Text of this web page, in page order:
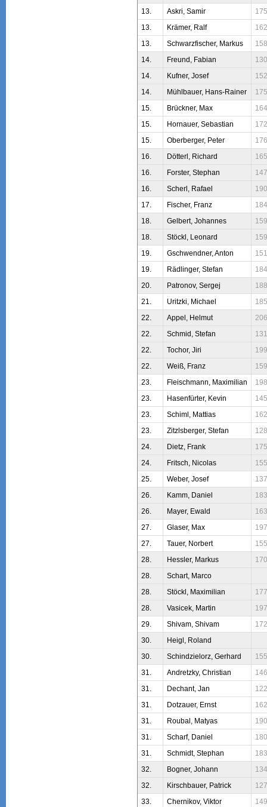
13.
Askri, Samir
13.
Krämer, Ralf
13.
Schwarzfischer, Markus
14.
Freund, Fabian
14.
Kufner, Josef
14.
Mühlbauer, Hans-Rainer
15.
Brückner, Max
15.
Hornauer, Sebastian
15.
Oberberger, Peter
16.
Dötterl, Richard
16.
Forster, Stephan
16.
Scherl, Rafael
17.
Fischer, Franz
18.
Gelbert, Johannes
18.
Stöckl, Leonard
19.
Gschwendner, Anton
19.
Rädlinger, Stefan
20.
Patronov, Sergej
21.
Uritzki, Michael
22.
Appel, Helmut
22.
Schmid, Stefan
22.
Tochor, Jiri
22.
Weiß, Franz
23.
Fleischmann, Maximilian
23.
Hasenfürter, Kevin
23.
Schiml, Mattias
23.
Zitzlsberger, Stefan
24.
Dietz, Frank
24.
Fritsch, Nicolas
25.
Weber, Josef
26.
Kamm, Daniel
26.
Mayer, Ewald
27.
Glaser, Max
27.
Tauer, Norbert
28.
Hessler, Markus
28.
Schart, Marco
28.
Stöckl, Maximilian
28.
Vasicek, Martin
29.
Shivam, Shivam
30.
Heigl, Roland
30.
Schindzielorz, Gerhard
31.
Andretzky, Christian
31.
Dechant, Jan
31.
Dotzauer, Ernst
31.
Roubal, Matyas
31.
Scharf, Daniel
31.
Schmidt, Stephan
32.
Bogner, Johann
32.
Kirschbauer, Patrick
33.
Chernikov, Viktor